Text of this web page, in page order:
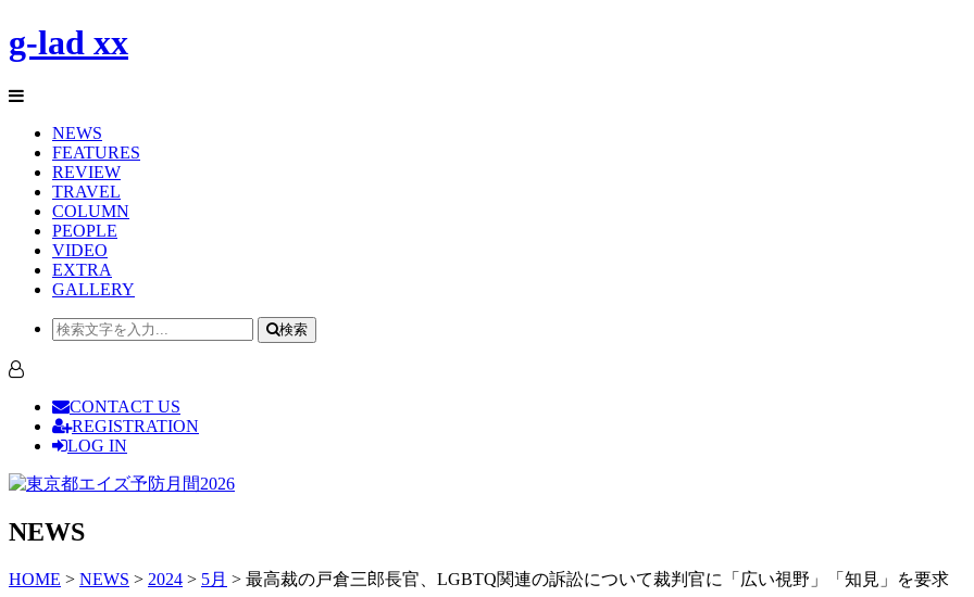
g-lad xx
NEWS
FEATURES
REVIEW
TRAVEL
COLUMN
PEOPLE
VIDEO
EXTRA
GALLERY
検索
CONTACT US
REGISTRATION
LOG IN
NEWS
HOME > NEWS > 2024 > 5月 > 最高裁の戸倉三郎長官、LGBTQ関連の訴訟について裁判官に「広い視野」「知見」を要求